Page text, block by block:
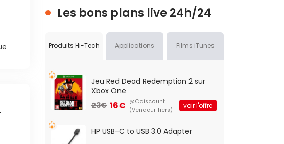
Les bons plans live 24h/24
Produits Hi-Tech Applications Films iTunes
Jeu Red Dead Redemption 2 sur
Xbox One
23€ 16€ @Cdiscount
(Vendeur Tiers)
voir l'offre
HP USB-C to USB 3.0 Adapter